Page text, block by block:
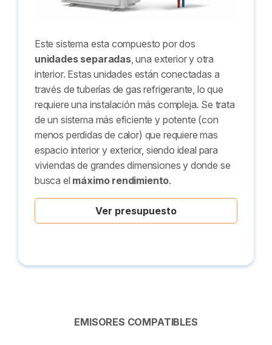
Este sistema esta compuesto por dos
unidades separadas, una exterior y otra
interior. Estas unidades están conectadas a
través de tuberías de gas refrigerante, lo que
requiere una instalación más compleja. Se trata
de un sistema más eficiente y potente (con
menos perdidas de calor) que requiere mas
espacio interior y exterior, siendo ideal para
viviendas de grandes dimensiones y donde se
busca el máximo rendimiento.
Ver presupuesto
EMISORES COMPATIBLES